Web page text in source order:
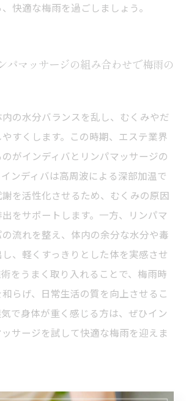
快適な梅雨を過ごしましょう。
パマッサージの組み合わせで梅雨の
の水分バランスを乱し、むくみやだ
すくします。この時期、エステ業界
がインディバとリンパマッサージの
ンディバは高周波による深部加温で
を活性化させるため、むくみの原因
をサポートします。一方、リンパマ
流れを整え、体内の余分な水分や毒
、軽くすっきりとした体を実感させ
をうまく取り入れることで、梅雨時
らげ、日常生活の質を向上させるこ
で身体が重く感じる方は、ぜひイン
サージを試して快適な梅雨を迎えま